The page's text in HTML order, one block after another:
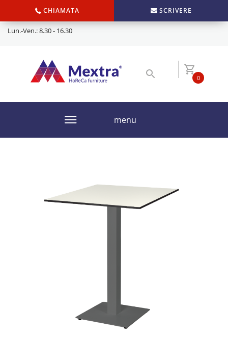
CHIAMATA SCRIVERE
Lun.-Ven.: 8.30 - 16.30
0
menu